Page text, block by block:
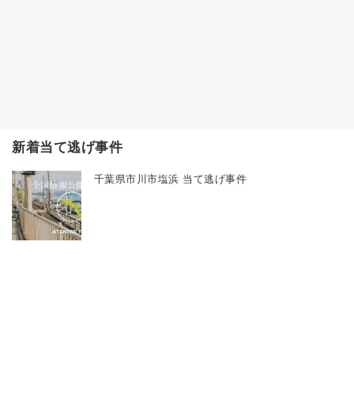
新着当て逃げ事件
千葉県市川市塩浜 当て逃げ事件